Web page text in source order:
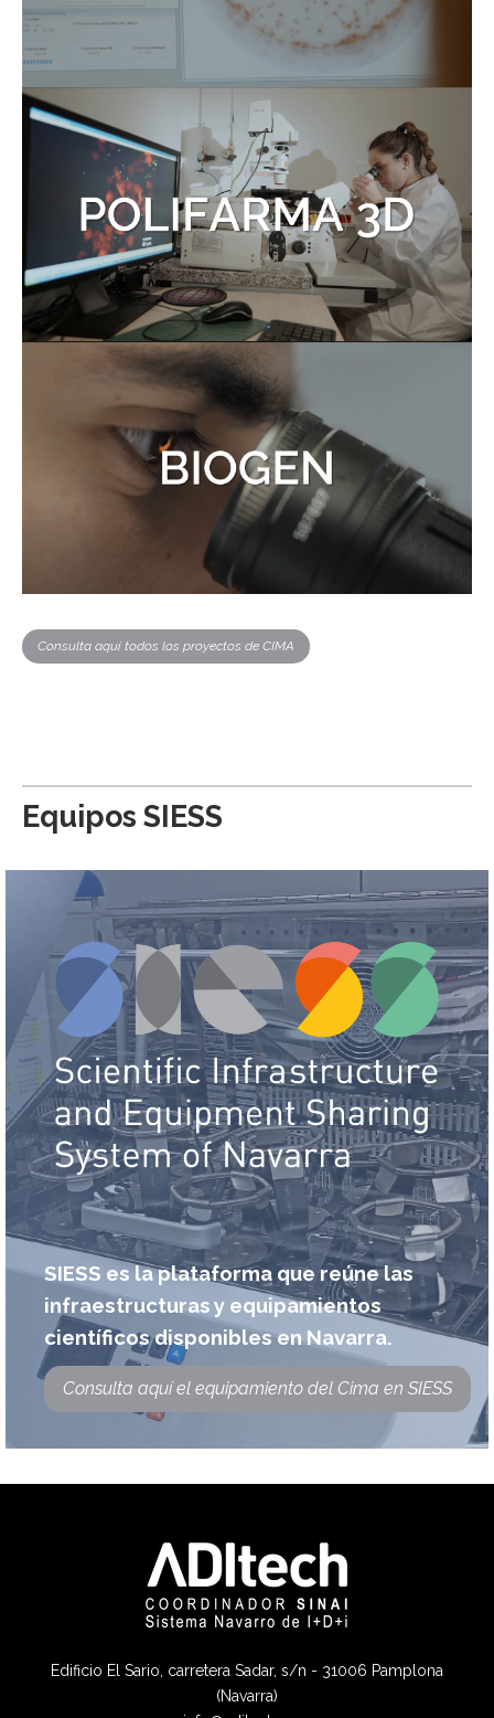
Consulta aquí todos los proyectos de CIMA
Equipos SIESS
SIESS es la plataforma que reúne las
infraestructuras y equipamientos
científicos disponibles en Navarra.
Consulta aquí el equipamiento del Cima en SIESS
Edificio El Sario, carretera Sadar, s/n - 31006 Pamplona
(Navarra)